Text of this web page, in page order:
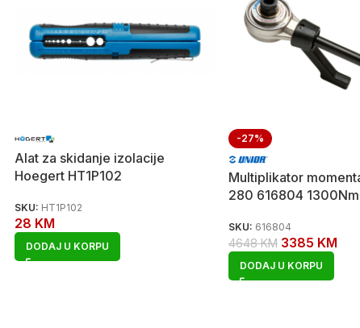
Alat za skidanje izolacije
Hoegert HT1P102
SKU: HT1P102
28 KM
DODAJ U KORPU
-27%
Multiplikator
280 616804 1300Nm
SKU: 616804
4648KM 3385 KM
DODAJ U KORPU